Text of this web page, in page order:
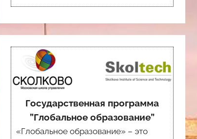
Государственная программа
”Глобальное образование”
«Глобальное образование» – это